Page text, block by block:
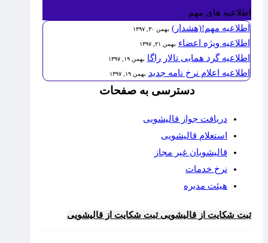
اطلاعیه های مهم
اطلاعیه مهم!(هشدار) بهمن ۳۰, ۱۳۹۷
اطلاعیه ویژه اعضاء بهمن ۲۱, ۱۳۹۷
اطلاعیه گرد همایی تالار راگا بهمن ۱۹, ۱۳۹۷
اطلاعیه اعلام نرخ نامه جدید بهمن ۱۹, ۱۳۹۷
دسترسی به صفحات
دریافت جواز قالیشویی
استعلام قالیشویی
قالیشویان غیر مجاز
نرخ خدمات
هیئت مدیره
ثبت شکایت از قالیشوییثبت شکایت از قالیشویی